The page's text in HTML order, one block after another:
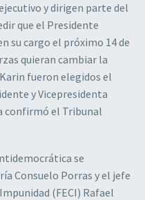
y dirigen parte del
que el Presidente
su cargo el próximo 14 de
quieran cambiar la
fueron elegidos el
y Vicepresidenta
confirmó el Tribunal
se
Consuelo Porras y el jefe
(FECI) Rafael